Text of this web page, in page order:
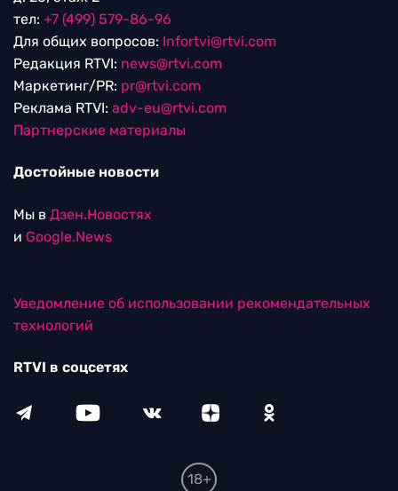
тел: +7 (499) 579-86-96
Для общих вопросов: Infortvi@rtvi.com
Редакция RTVI: news@rtvi.com
Маркетинг/PR: pr@rtvi.com
Реклама RTVI: adv-eu@rtvi.com
Партнерские материалы
Достойные новости
Мы в Дзен.Новостях
и Google.News
Уведомление об использовании рекомендательных
технологий
RTVI в соцсетях
18+